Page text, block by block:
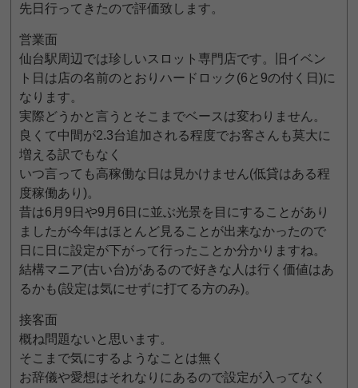
先日行ってきたので評価致します。
営業面
仙台駅周辺では珍しいスロット専門店です。旧イベン
ト日は店の名前のとおりハードロック(6と9の付く日)に
なります。
実際どうかと言うとそこまでベースは変わりません。
良くて中間が2.3台追加される程度でお客さんも莫大に
増える訳でもなく
いつ言っても高稼働な日は見かけません(低貸はある程
度稼働あり)。
昔は6月9日や9月6日に並ぶ光景を目にすることがあり
ましたが今年はほとんど見ることが出来なかったので
日に日に設定が下がって行ったことか分かりますね。
結構マニア(古い台)があるので好きな人は行く価値はあ
るかも(設定は気にせずに打てる方のみ)。
接客面
概ね問題ないと思います。
そこまで気にするようなことは無く
お辞儀や愛想はそれなりにあるので設定が入ってなく